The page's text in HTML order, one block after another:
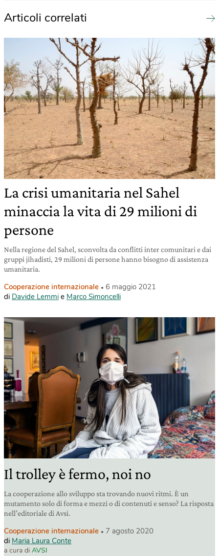
Articoli correlati
La crisi umanitaria nel Sahel
minaccia la vita di 29 milioni di
persone
Nella regione del Sahel, sconvolta da conflitti inter comunitari e dai
gruppi jihadisti, 29 milioni di persone hanno bisogno di assistenza
umanitaria.
Cooperazione internazionale
6 maggio 2021
di Davide Lemmi e Marco Simoncelli
Il trolley è fermo, noi no
La cooperazione allo sviluppo sta trovando nuovi ritmi. È un
mutamento solo di forma e mezzi o di contenuti e senso? La risposta
nell’editoriale di Avsi.
Cooperazione internazionale
7 agosto 2020
di Maria Laura Conte
a cura di AVSI